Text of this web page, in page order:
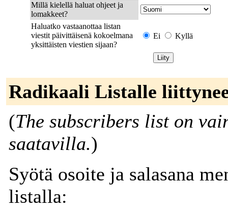
Millä kielellä haluat ohjeet ja
lomakkeet?
Haluatko vastaanottaa listan
viestit päivittäisenä kokoelmana
yksittäisten viestien sijaan?
Ei Kyllä
Radikaali Listalle
(The subscribers list on
saatavilla.)
Syötä osoite ja salasana
listalla: